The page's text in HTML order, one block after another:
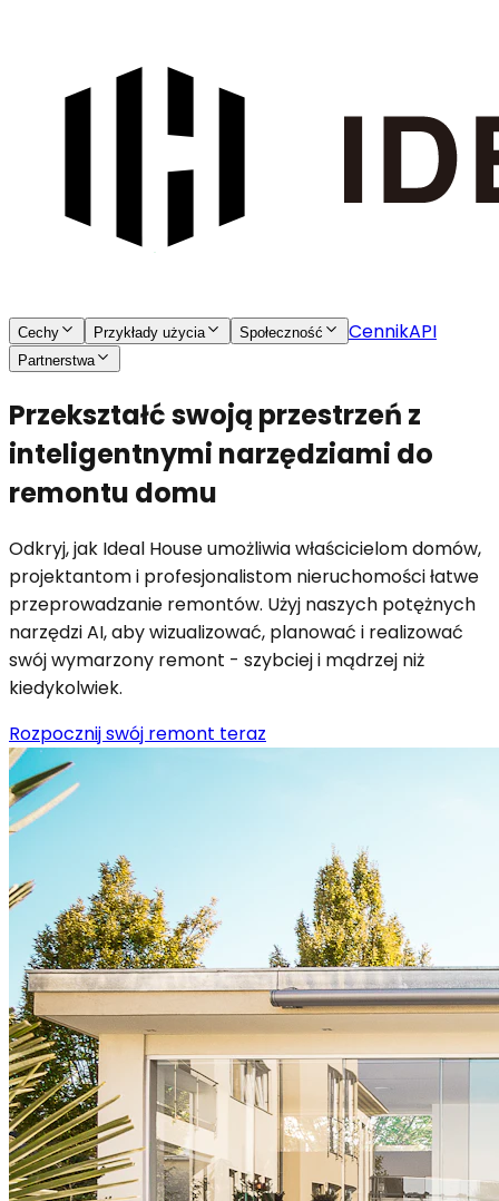
Cechy Przykłady użycia Społeczność CennikAPI
Partnerstwa
Przekształć swoją przestrzeń z
inteligentnymi narzędziami do
remontu domu
Odkryj, jak Ideal House umożliwia właścicielom domów,
projektantom i profesjonalistom nieruchomości łatwe
przeprowadzanie remontów. Użyj naszych potężnych
narzędzi AI, aby wizualizować, planować i realizować
swój wymarzony remont - szybciej i mądrzej niż
kiedykolwiek.
Rozpocznij swój remont teraz